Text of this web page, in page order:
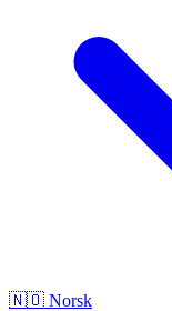
🇳🇴 Norsk